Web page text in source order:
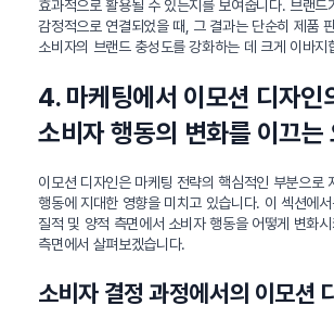
효과적으로 활용될 수 있는지를 보여줍니다. 브랜드
감정적으로 연결되었을 때, 그 결과는 단순히 제품
소비자의 브랜드 충성도를 강화하는 데 크게 이바지
4. 마케팅에서 이모션 디자인
소비자 행동의 변화를 이끄는
이모션 디자인은 마케팅 전략의 핵심적인 부분으로
행동에 지대한 영향을 미치고 있습니다. 이 섹션에서
질적 및 양적 측면에서 소비자 행동을 어떻게 변화
측면에서 살펴보겠습니다.
소비자 결정 과정에서의 이모션